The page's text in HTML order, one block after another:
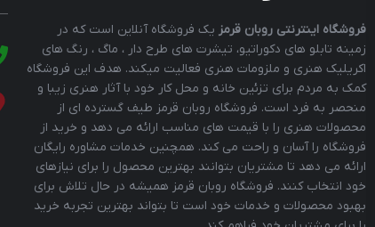
فروشگاه اینترنتی روبان قرمز یک فروشگاه آنلاین است که در
زمینه تابلو های دکوراتیو، تیشرت های طرح دار ، ماگ ، رنگ های
اکریلیک هنری و ملزومات هنری فعالیت میکند. هدف این فروشگاه
کمک به مردم برای تزئین خانه و محل کار خود با آثار هنری زیبا و
منحصر به فرد است. فروشگاه روبان قرمز طیف گسترده ای از
محصولات هنری را با قیمت های مناسب ارائه می دهد و خرید از
فروشگاه را آسان و راحت می کند. همچنین خدمات مشاوره رایگان
ارائه می دهد تا مشتریان بتوانند بهترین محصول را برای نیازهای
خود انتخاب کنند. فروشگاه روبان قرمز همیشه در حال تلاش برای
بهبود محصولات و خدمات خود است تا بتواند بهترین تجربه خرید